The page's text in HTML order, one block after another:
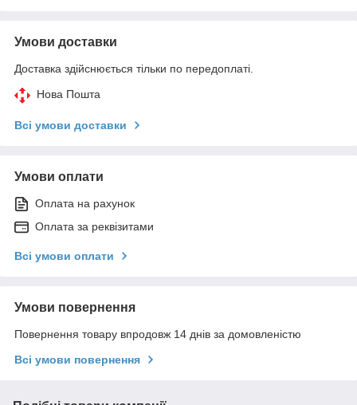
Умови доставки
Доставка здійснюється тільки по передоплаті.
Нова Пошта
Всі умови доставки
Умови оплати
Оплата на рахунок
Оплата за реквізитами
Всі умови оплати
Умови повернення
Повернення товару впродовж 14 днів за домовленістю
Всі умови повернення